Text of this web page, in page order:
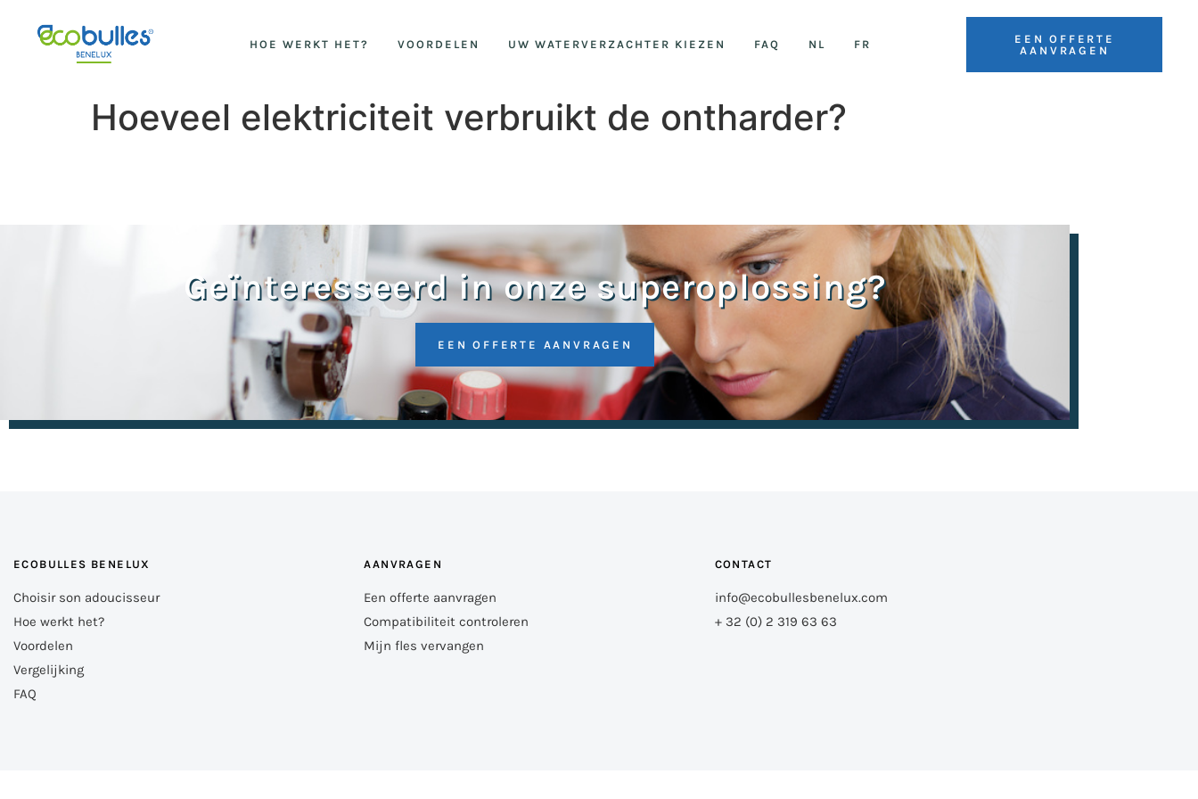
HOE WERKT HET? VOORDELEN UW WATERVERZACHTER KIEZEN FAQ NL FR
EEN OFFERTE
AANVRAGEN
Hoeveel elektriciteit verbruikt de ontharder?
Geïnteresseerd in onze superoplossing?
EEN OFFERTE AANVRAGEN
ECOBULLES BENELUX
Choisir son adoucisseur
Hoe werkt het?
Voordelen
Vergelijking
FAQ
AANVRAGEN
Een offerte aanvragen
Compatibiliteit controleren
Mijn fles vervangen
CONTACT
info@ecobullesbenelux.com
+ 32 (0) 2 319 63 63